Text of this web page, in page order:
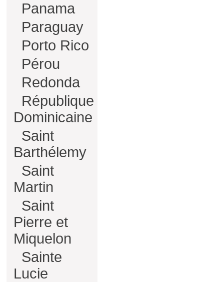
Panama
Paraguay
Porto Rico
Pérou
Redonda
République
Dominicaine
Saint
Barthélemy
Saint
Martin
Saint
Pierre et
Miquelon
Sainte
Lucie